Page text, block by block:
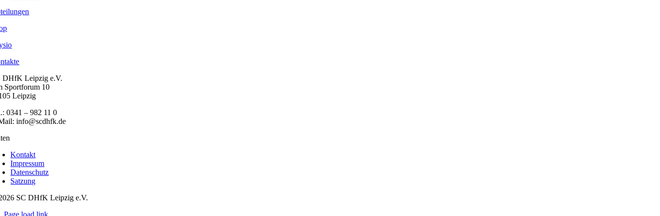
DHfK Leipzig e.V.
Sportforum 10
Leipzig
0341 – 982 11 0
info@scdhfk.de
Kontakt
Impressum
Datenschutz
Satzung
SC DHfK Leipzig e.V.
Page load link